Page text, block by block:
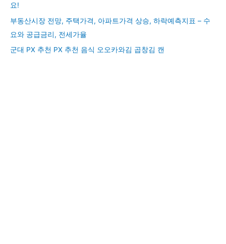
요!
부동산시장 전망, 주택가격, 아파트가격 상승, 하락예측지표 – 수
요와 공급금리, 전세가율
군대 PX 추천 PX 추천 음식 오오카와김 곱창김 캔